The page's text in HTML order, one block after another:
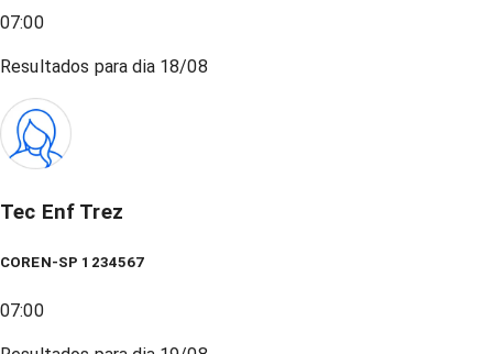
07:00
Resultados para dia 18/08
Tec Enf Trez
COREN-SP 1234567
07:00